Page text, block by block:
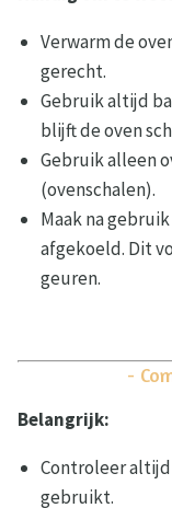
Verwarm de
gerecht.
Gebruik altijd
blijft de oven
Gebruik alleen
(ovenschalen).
Maak na
afgekoeld. Dit
geuren.
-
Belangrijk:
Controleer
gebruikt.